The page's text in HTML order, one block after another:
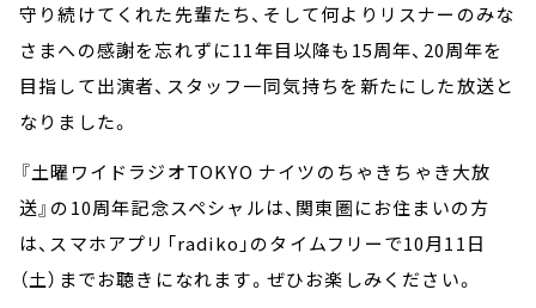
守り続けてくれた先輩たち、そして何よりリスナーのみな
さまへの感謝を忘れずに11年目以降も15周年、20周年を
目指して出演者、スタッフ一同気持ちを新たにした放送と
なりました。
『土曜ワイドラジオTOKYO ナイツのちゃきちゃき大放
送』の10周年記念スペシャルは、関東圏にお住まいの方
は、スマホアプリ「radiko」のタイムフリーで10月11日
（土）までお聴きになれます。ぜひお楽しみください。